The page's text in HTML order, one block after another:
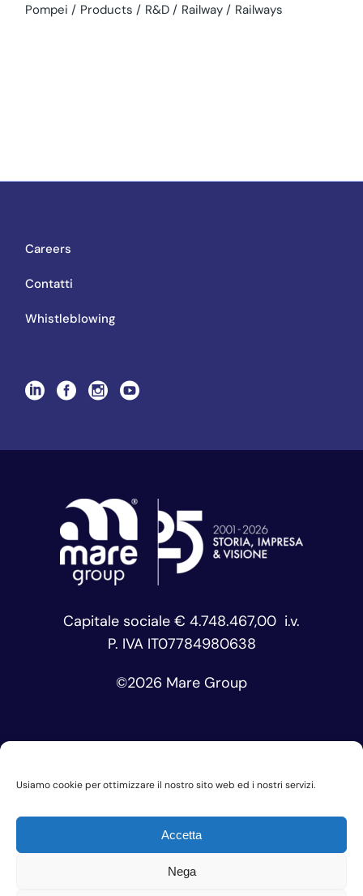
Usiamo cookie per ottimizzare il nostro sito web ed i nostri servizi.
Accetta
Nega
Pompei
Products R&D Railway Railways
Careers
Contatti
Whistleblowing
Capitale sociale € 4.748.467,00 i.v.
P. IVA IT07784980638
©2026 Mare Group
Privacy Policy
Cookie Policy
Codice Etico